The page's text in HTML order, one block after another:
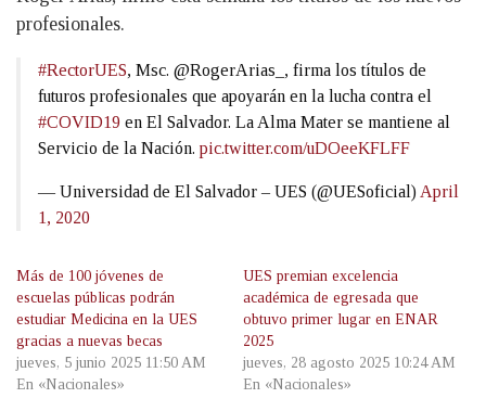
profesionales.
#RectorUES, Msc. @RogerArias_, firma los títulos de
futuros profesionales que apoyarán en la lucha contra el
#COVID19 en El Salvador. La Alma Mater se mantiene al
Servicio de la Nación. pic.twitter.com/uDOeeKFLFF
— Universidad de El Salvador – UES (@UESoficial) April
1, 2020
Más de 100 jóvenes de
escuelas públicas podrán
estudiar Medicina en la UES
gracias a nuevas becas
jueves, 5 junio 2025 11:50 AM
En «Nacionales»
UES premian excelencia
académica de egresada que
obtuvo primer lugar en ENAR
2025
jueves, 28 agosto 2025 10:24 AM
En «Nacionales»